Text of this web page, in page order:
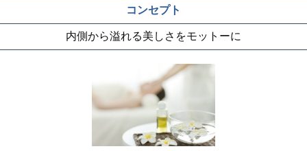
コンセプト
内側から溢れる美しさをモットーに